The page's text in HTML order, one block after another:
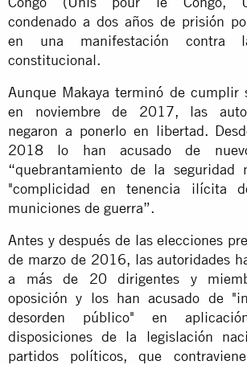
condenado a dos años de prisión
en una manifestación contra
constitucional.
Aunque Makaya terminó de cumplir
en noviembre de 2017, las
negaron a ponerlo en libertad.
2018 lo han acusado de
“quebrantamiento de la seguridad
"complicidad en tenencia ilícita
municiones de guerra”.
Antes y después de las elecciones
de marzo de 2016, las autoridades
a más de 20 dirigentes y
oposición y los han acusado de
desorden público" en
disposiciones de la legislación
partidos políticos, que